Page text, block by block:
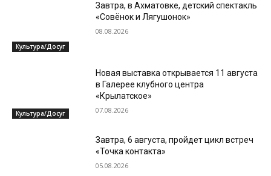
Культура/Досуг
Завтра, в Ахматовке, детский спектакль
«Совёнок и Лягушонок»
08.08.2026
Культура/Досуг
Новая выставка открывается 11 августа
в Галерее клубного центра
«Крылатское»
07.08.2026
Завтра, 6 августа, пройдет цикл встреч
«Точка контакта»
05.08.2026